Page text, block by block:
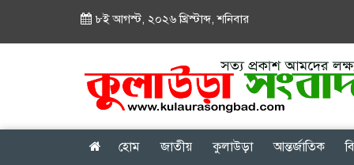
৮ই আগস্ট, ২০২৬ খ্রিস্টাব্দ,শনিবার
হোম জাতীয় কুলাউড়া আন্তর্জাতিক